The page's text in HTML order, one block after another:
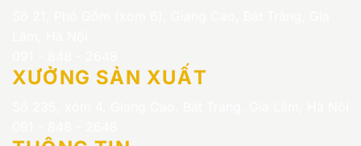
XƯỞNG SẢN XUẤT